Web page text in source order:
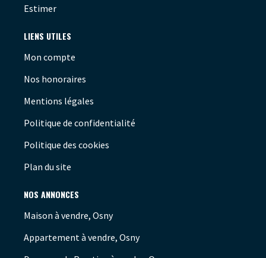
Estimer
LIENS UTILES
Mon compte
Nos honoraires
Mentions légales
Politique de confidentialité
Politique des cookies
Plan du site
NOS ANNONCES
Maison à vendre, Osny
Appartement à vendre, Osny